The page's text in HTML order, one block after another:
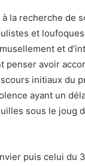
la recherche de
et
et
penser avoir
initiaux du
ayant un
sous le joug
puis celui du